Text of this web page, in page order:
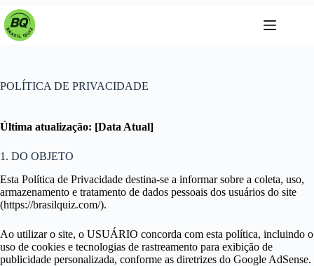
Pular
para
POLÍTICA DE PRIVACIDADE
Última atualização: [Data Atual]
1. DO OBJETO
Esta Política de Privacidade destina-se a informar sobre a coleta, uso,
armazenamento e tratamento de dados pessoais dos usuários do site
(https://brasilquiz.com/).
Ao utilizar o site, o USUÁRIO concorda com esta política, incluindo o
uso de cookies e tecnologias de rastreamento para exibição de
publicidade personalizada, conforme as diretrizes do Google AdSense.